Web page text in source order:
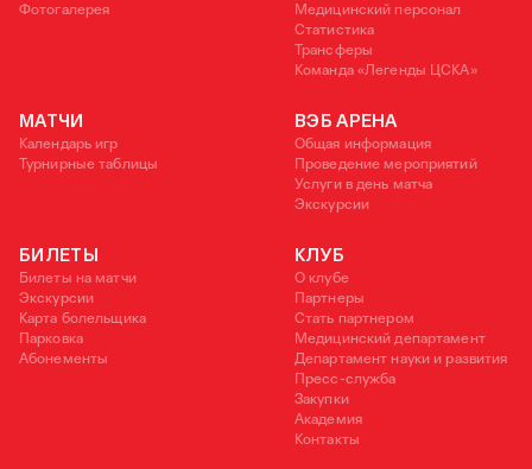
Фотогалерея
Медицинский персонал
Статистика
Трансферы
Команда «Легенды ЦСКА»
МАТЧИ
Календарь игр
Турнирные таблицы
ВЭБ АРЕНА
Общая информация
Проведение мероприятий
Услуги в день матча
Экскурсии
БИЛЕТЫ
Билеты на матчи
Экскурсии
Карта болельщика
Парковка
Абонементы
КЛУБ
О клубе
Партнеры
Стать партнером
Медицинский департамент
Департамент науки и развития
Пресс-служба
Закупки
Академия
Контакты